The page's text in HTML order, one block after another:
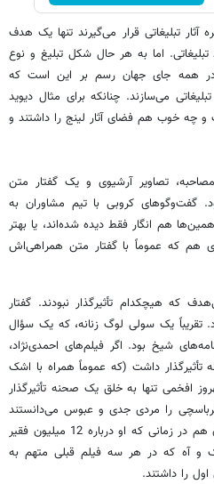
تبلیغاتی قرار می‌گیرند تنها یک هدف
اما به هر حال شکل تبلیغ و نوع
در همه جای جهان رسم بر این است که
می‌سازند. چنانکه برای مثال دیوید
و چه خوب هم فضای آثار لینج را داشتند و
تصاویر آرشیوی و یک گفتار متن
گفت‌وگوهای کروبی با تیم مشاوران به
هم انگار فقط دیده شده‌اند، یا بهتر
هم که عموماً با گفتار متن همراهی‌اش
که هیچکدام تأثیرگذار نبودند. گفتار
یک سولی لوگ زنانه، که یک سؤال
شیخ بود. اگر فیلم‌‌‌های احمدی‌نژاد،
داشت (که عموماً همراه با اشک
افخمی تنها به خلق یک صحنه تأثیرگذار
را مردی جدی و عبوس می‌دانستند
ناگهان با گریه‌های او مواجه شدند، آن هم در زمانی که او درباره 12 میلیون فقیر
و آه که در هر سه فیلم قبلی متهم به
را داشتند.